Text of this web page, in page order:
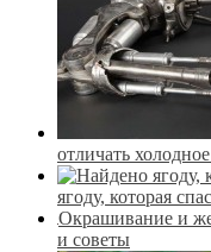
отличать
ягоду, которая
Окрашивание и
и советы